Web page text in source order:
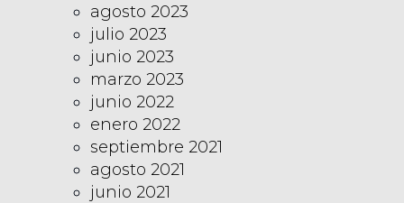
agosto 2023
julio 2023
junio 2023
marzo 2023
junio 2022
enero 2022
septiembre 2021
agosto 2021
junio 2021